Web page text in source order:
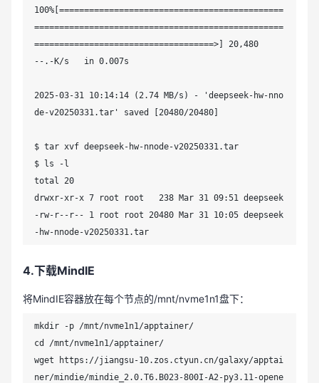
100%[=============================================
==================================================
====================================>] 20,480
--.-K/s   in 0.007s
2025-03-31 10:14:14 (2.74 MB/s) - 'deepseek-hw-nno
de-v20250331.tar' saved [20480/20480]
$ tar xvf deepseek-hw-nnode-v20250331.tar
$ ls -l
total 20
drwxr-xr-x 7 root root   238 Mar 31 09:51 deepseek
-rw-r--r-- 1 root root 20480 Mar 31 10:05 deepseek
-hw-nnode-v20250331.tar
4.下载MindIE
将MindIE容器放在每个节点的/mnt/nvme1n1盘下：
mkdir -p /mnt/nvme1n1/apptainer/
cd /mnt/nvme1n1/apptainer/
wget https://jiangsu-10.zos.ctyun.cn/galaxy/apptai
ner/mindie/mindie_2.0.T6.B023-800I-A2-py3.11-opene